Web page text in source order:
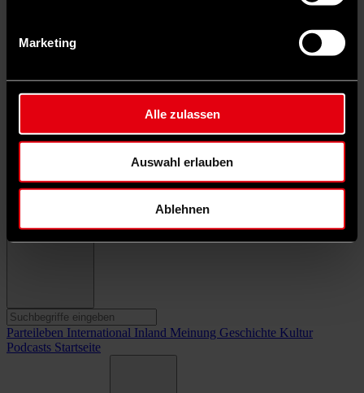
Marketing
Alle zulassen
Auswahl erlauben
Ablehnen
Parteileben International Inland Meinung Geschichte Kultur
Podcasts Startseite